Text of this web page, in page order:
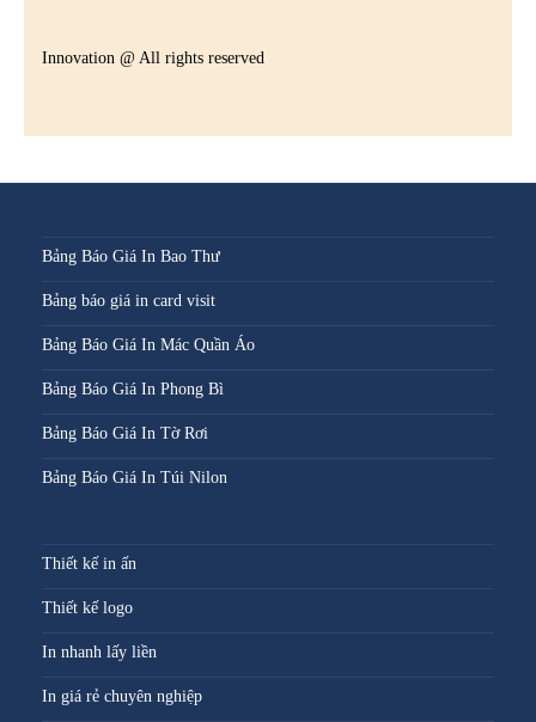
Innovation @ All rights reserved
Bảng Báo Giá In Bao Thư
Bảng báo giá in card visit
Bảng Báo Giá In Mác Quần Áo
Bảng Báo Giá In Phong Bì
Bảng Báo Giá In Tờ Rơi
Bảng Báo Giá In Túi Nilon
Thiết kế in ấn
Thiết kế logo
In nhanh lấy liền
In giá rẻ chuyên nghiệp